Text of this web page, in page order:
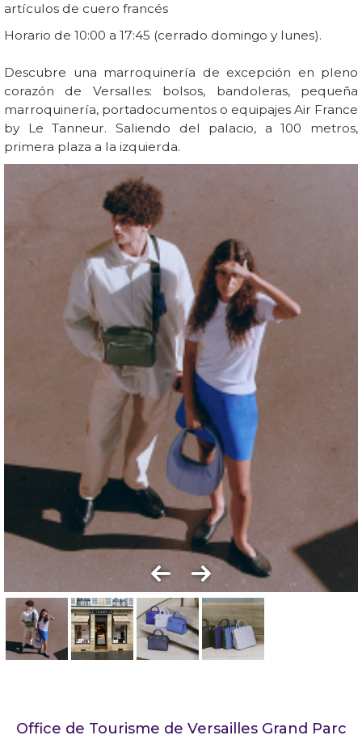
artículos de cuero francés
Horario de 10:00 a 17:45 (cerrado domingo y lunes).
Descubre una marroquinería de excepción en pleno
corazón de Versalles: bolsos, bandoleras, pequeña
marroquinería, portadocumentos o equipajes Air France
by Le Tanneur. Saliendo del palacio, a 100 metros,
primera plaza a la izquierda.
Office de Tourisme de Versailles Grand Parc